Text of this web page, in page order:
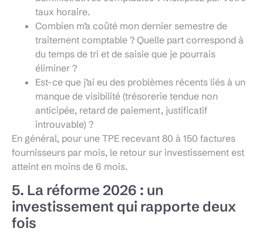
taux horaire.
Combien m’a coûté mon dernier semestre de
traitement comptable ? Quelle part correspond à
du temps de tri et de saisie que je pourrais
éliminer ?
Est-ce que j’ai eu des problèmes récents liés à un
manque de visibilité (trésorerie tendue non
anticipée, retard de paiement, justificatif
introuvable) ?
En général, pour une TPE recevant 80 à 150 factures
fournisseurs par mois, le retour sur investissement est
atteint en moins de 6 mois.
5. La réforme 2026 : un
investissement qui rapporte deux
fois